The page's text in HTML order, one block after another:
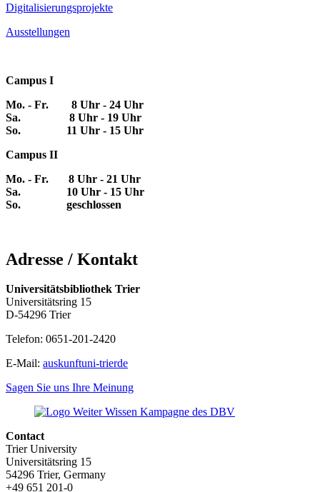
Digitalisierungsprojekte
Ausstellungen
Campus I
Mo. - Fr. 8 Uhr - 24 Uhr
Sa. 8 Uhr - 19 Uhr
So. 11 Uhr - 15 Uhr
Campus II
Mo. - Fr. 8 Uhr - 21 Uhr
Sa. 10 Uhr - 15 Uhr
So. geschlossen
Adresse / Kontakt
Universitätsbibliothek Trier
Universitätsring 15
D-54296 Trier
Telefon: 0651-201-2420
E-Mail: auskunftuni-trierde
Sagen Sie uns Ihre Meinung
Contact
Trier University
Universitätsring 15
54296 Trier, Germany
+49 651 201-0